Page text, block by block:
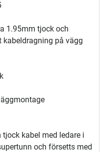
1.95mm tjock och
kabeldragning på vägg
kabel med ledare i
och försetts med